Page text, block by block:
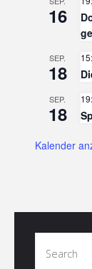
16
SEP.
18
SEP.
18
Kalender